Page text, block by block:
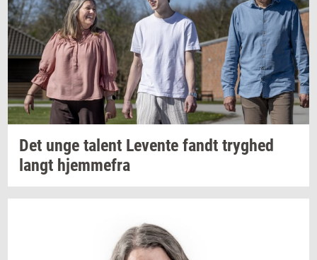
Det unge ta­lent Le­ven­te fandt tryg­hed
langt hjem­me­fra